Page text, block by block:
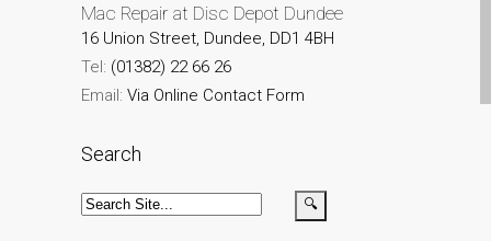
Reparaturen hier in
Dundee
Reparación
Mac Repair at Disc Depot Dundee
16 Union Street, Dundee, DD1 4BH
Tel: (01382) 22 66 26
Email: Via Online Contact Form
Search